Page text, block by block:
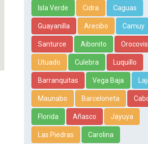
Isla Verde Cidra Caguas
Guayanilla Arecibo Camuy
Santurce Aibonito Orocovis
Utuado Culebra Luquillo
Barranquitas Vega Baja
Maunabo Barceloneta
Florida Añasco Jayuya
Las Piedras Carolina